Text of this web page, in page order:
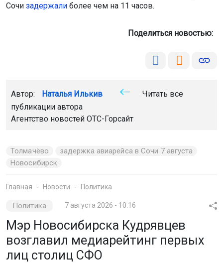
Сочи задержали более чем на 11 часов.
Поделиться новостью:
Автор: Наталья Илькив
Читать все
публикации автора
Агентство новостей ОТС-Горсайт
Толмачёво
задержка авиарейса в Сочи 7 августа
Новосибирск
Главная Новости Политика
Политика 7 августа 2026 - 10:16
Мэр Новосибирска Кудрявцев
возглавил медиарейтинг первых
лиц столиц СФО